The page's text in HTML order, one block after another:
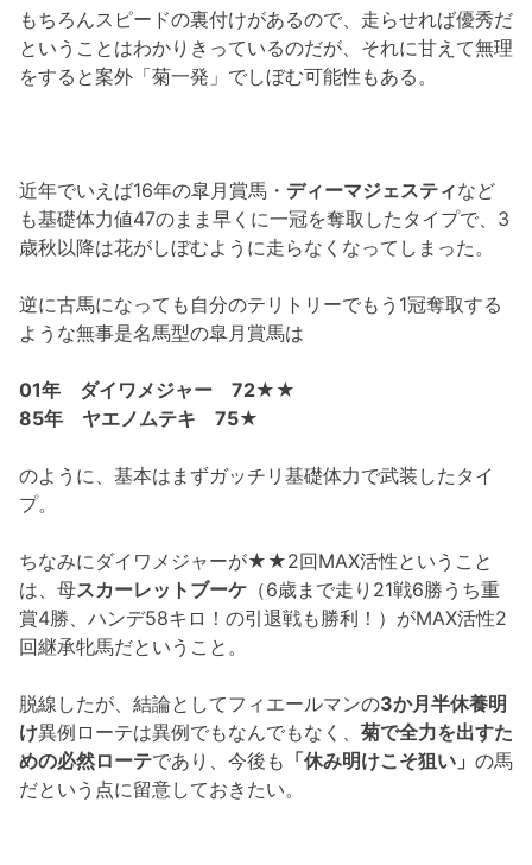
もちろんスピードの裏付けがあるので、走らせれば優秀だ
ということはわかりきっているのだが、それに甘えて無理
をすると案外「菊一発」でしぼむ可能性もある。
近年でいえば16年の皐月賞馬・ ディーマジェスティなど
も基礎体力値47のまま早くに一冠を奪取したタイプで、3
歳秋以降は花がしぼむように走らなくなってしまった。
逆に古馬になっても自分のテリトリーでもう1冠奪取する
ような無事是名馬型の皐月賞馬は
01年 ダイワメジャー 72★★
85年 ヤエノムテキ 75★
のように、基本はまずガッチリ基礎体力で武装したタイ
プ。
ちなみにダイワメジャーが★★2回MAX活性ということ
は、母スカーレットブーケ （6歳まで走り21戦6勝うち重
賞4勝、ハンデ58キロ！の引退戦も勝利！）がMAX活性2
回継承牝馬だということ。
脱線したが、結論としてフィエールマンの3か月半休養明
け異例ローテは異例でもなんでもなく、 菊で全力を出すた
めの必然ローテであり、今後も 「休み明けこそ狙い」 の馬
だという点に留意しておきたい。